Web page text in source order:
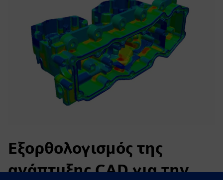
Εξορθολογισμός της
ανάπτυξης CAD για την